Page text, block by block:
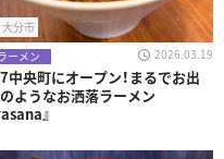
大分市
ーメン
2026.03.19
中央町にオープン！まるでお出
ようなお洒落ラーメン
』